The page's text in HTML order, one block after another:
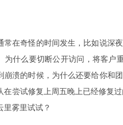
常在奇怪的时间发生，比如说深
为什么要切断公开访问，将客户
崩溃的时候，为什么还要给你和
在尝试修复上周五晚上已经修复
里雾里试试？